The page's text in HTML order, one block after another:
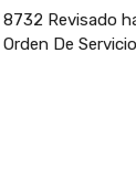
Revisado
De